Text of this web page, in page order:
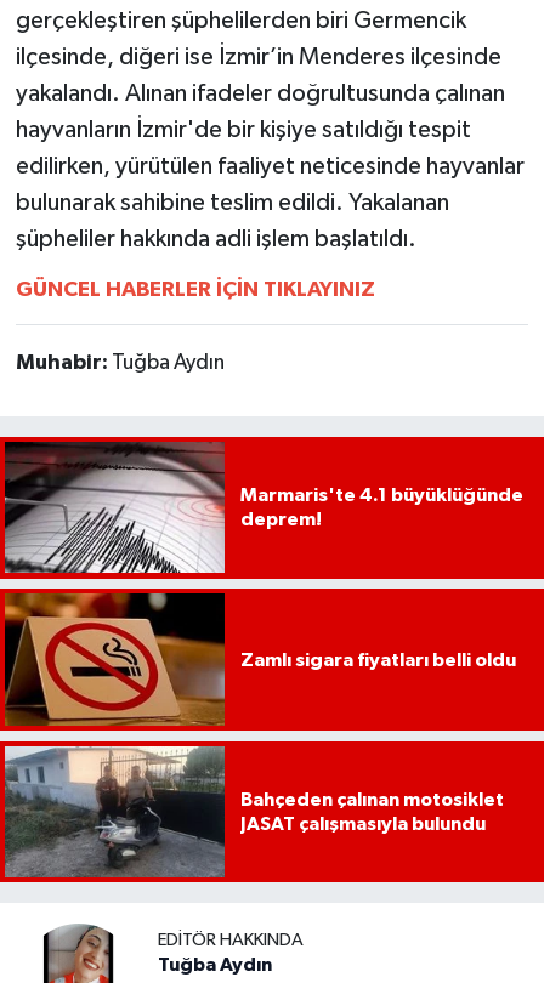
gerçekleştiren şüphelilerden biri Germencik
ilçesinde, diğeri ise İzmir’in Menderes ilçesinde
yakalandı. Alınan ifadeler doğrultusunda çalınan
hayvanların İzmir'de bir kişiye satıldığı tespit
edilirken, yürütülen faaliyet neticesinde hayvanlar
bulunarak sahibine teslim edildi. Yakalanan
şüpheliler hakkında adli işlem başlatıldı.
GÜNCEL HABERLER İÇİN TIKLAYINIZ
Muhabir: Tuğba Aydın
Marmaris'te 4.1 büyüklüğünde
deprem!
Zamlı sigara fiyatları belli oldu
Bahçeden çalınan motosiklet
JASAT çalışmasıyla bulundu
EDITÖR HAKKINDA
Tuğba Aydın
ŞİRKET HABERLERİ
SİYASET
SPOR
TEKNOLOJİ
YEREL
AFYONKARAHİSAR
AYDIN
DENİZLİ
İZMİR
KÜTAHYA
MANİSA
MUĞLA
UŞAK
YURT